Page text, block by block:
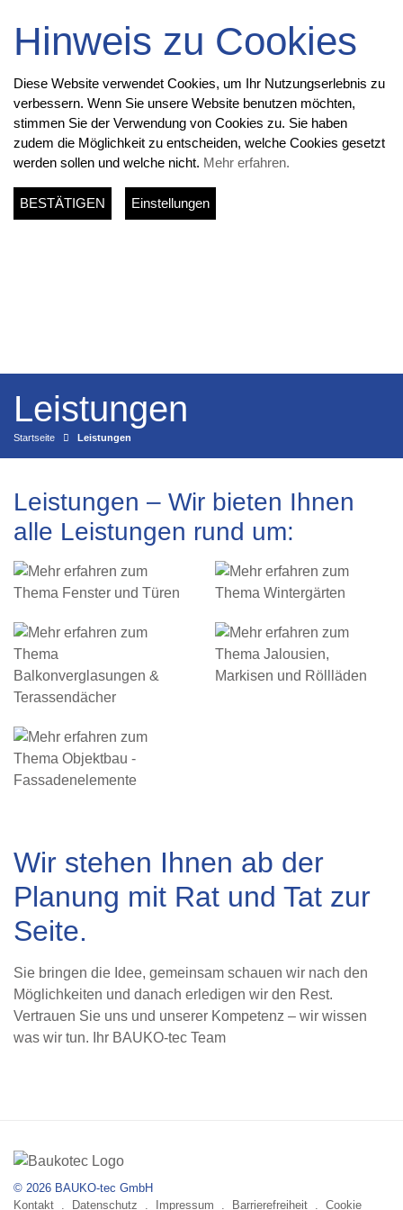
Hinweis zu Cookies
Diese Website verwendet Cookies, um Ihr Nutzungserlebnis zu
verbessern. Wenn Sie unsere Website benutzen möchten,
stimmen Sie der Verwendung von Cookies zu. Sie haben
zudem die Möglichkeit zu entscheiden, welche Cookies gesetzt
werden sollen und welche nicht. Mehr erfahren.
BESTÄTIGEN Einstellungen
Leistungen
Startseite Leistungen
Leistungen – Wir bieten Ihnen
alle Leistungen rund um:
Wir stehen Ihnen ab der
Planung mit Rat und Tat zur
Seite.
Sie bringen die Idee, gemeinsam schauen wir nach den
Möglichkeiten und danach erledigen wir den Rest.
Vertrauen Sie uns und unserer Kompetenz – wir wissen
was wir tun. Ihr BAUKO-tec Team
© 2026 BAUKO-tec GmbH
Kontakt . Datenschutz . Impressum . Barrierefreiheit . Cookie